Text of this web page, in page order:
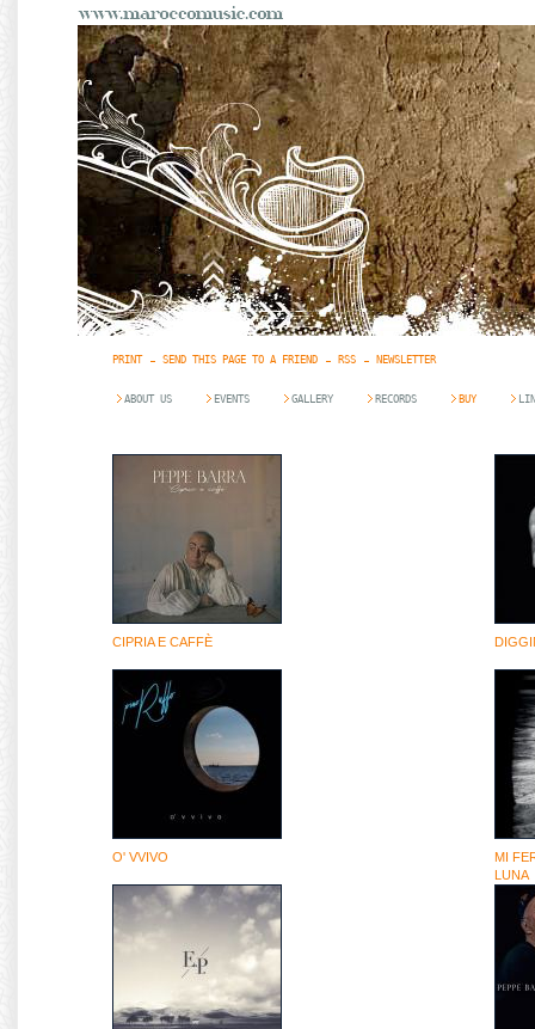
PRINT SEND THIS PAGE TO A FRIEND RSS NEWSLETTER
ABOUT US EVENTS GALLERY RECORDS BUY
CIPRIA E CAFFÈ
O' VVIVO
MI
LUNA